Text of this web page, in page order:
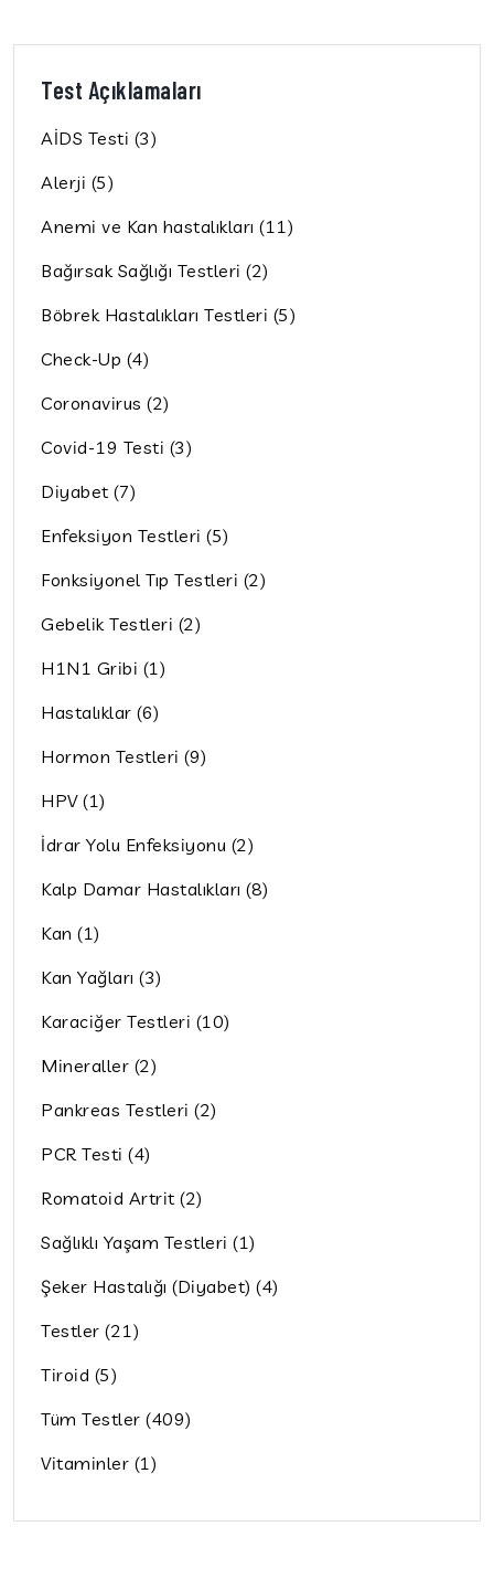
Test Açıklamaları
AİDS Testi (3)
Alerji (5)
Anemi ve Kan hastalıkları (11)
Bağırsak Sağlığı Testleri (2)
Böbrek Hastalıkları Testleri (5)
Check-Up (4)
Coronavirus (2)
Covid-19 Testi (3)
Diyabet (7)
Enfeksiyon Testleri (5)
Fonksiyonel Tıp Testleri (2)
Gebelik Testleri (2)
H1N1 Gribi (1)
Hastalıklar (6)
Hormon Testleri (9)
HPV (1)
İdrar Yolu Enfeksiyonu (2)
Kalp Damar Hastalıkları (8)
Kan (1)
Kan Yağları (3)
Karaciğer Testleri (10)
Mineraller (2)
Pankreas Testleri (2)
PCR Testi (4)
Romatoid Artrit (2)
Sağlıklı Yaşam Testleri (1)
Şeker Hastalığı (Diyabet) (4)
Testler (21)
Tiroid (5)
Tüm Testler (409)
Vitaminler (1)